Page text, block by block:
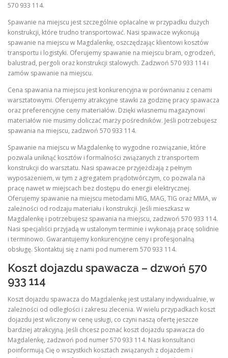
570 933 114.
Spawanie na miejscu jest szczególnie opłacalne w przypadku dużych
konstrukcji, które trudno transportować. Nasi spawacze wykonują
spawanie na miejscu w Magdalenkę, oszczędzając klientowi kosztów
transportu i logistyki. Oferujemy spawanie na miejscu bram, ogrodzeń,
balustrad, pergoli oraz konstrukcji stalowych. Zadzwoń 570 933 114 i
zamów spawanie na miejscu.
Cena spawania na miejscu jest konkurencyjna w porównaniu z cenami
warsztatowymi. Oferujemy atrakcyjne stawki za godzinę pracy spawacza
oraz preferencyjne ceny materiałów. Dzięki własnemu magazynowi
materiałów nie musimy doliczać marży pośredników. Jeśli potrzebujesz
spawania na miejscu, zadzwoń 570 933 114.
Spawanie na miejscu w Magdalenkę to wygodne rozwiązanie, które
pozwala uniknąć kosztów i formalności związanych z transportem
konstrukcji do warsztatu. Nasi spawacze przyjeżdżają z pełnym
wyposażeniem, w tym z agregatem prądotwórczym, co pozwala na
pracę nawet w miejscach bez dostępu do energii elektrycznej.
Oferujemy spawanie na miejscu metodami MIG, MAG, TIG oraz MMA, w
zależności od rodzaju materiału i konstrukcji. Jeśli mieszkasz w
Magdalenkę i potrzebujesz spawania na miejscu, zadzwoń 570 933 114.
Nasi specjaliści przyjadą w ustalonym terminie i wykonają pracę solidnie
i terminowo. Gwarantujemy konkurencyjne ceny i profesjonalną
obsługę. Skontaktuj się z nami pod numerem 570 933 114.
Koszt dojazdu spawacza – dzwoń 570
933 114
Koszt dojazdu spawacza do Magdalenkę jest ustalany indywidualnie, w
zależności od odległości i zakresu zlecenia. W wielu przypadkach koszt
dojazdu jest wliczony w cenę usługi, co czyni naszą ofertę jeszcze
bardziej atrakcyjną. Jeśli chcesz poznać koszt dojazdu spawacza do
Magdalenkę, zadzwoń pod numer 570 933 114. Nasi konsultanci
poinformują Cię o wszystkich kosztach związanych z dojazdem i